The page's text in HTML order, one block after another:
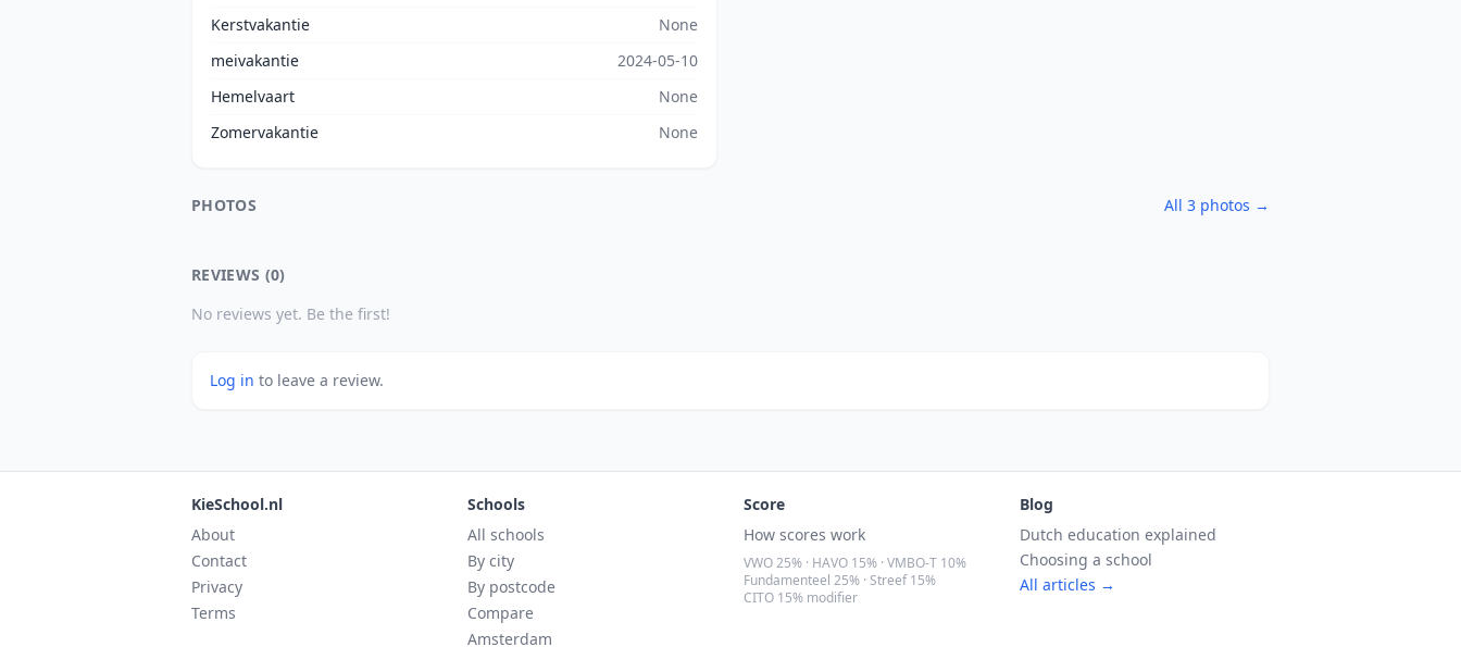
Kerstvakantie
None
meivakantie
2024-05-10
Hemelvaart
None
Zomervakantie
None
PHOTOS All 3 photos →
REVIEWS (0)
No reviews yet. Be the first!
Log in to leave a review.
KieSchool.nl
About
Contact
Privacy
Terms
Schools
All schools
By city
By postcode
Compare
Amsterdam
Score
How scores work
VWO 25% · HAVO 15% · VMBO-T 10%
Fundamenteel 25% · Streef 15%
CITO 15% modifier
Blog
Dutch education explained
Choosing a school
All articles →